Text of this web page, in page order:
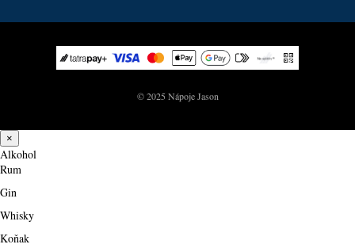
© 2025 Nápoje Jason
×
Alkohol
Rum
Gin
Whisky
Koňak